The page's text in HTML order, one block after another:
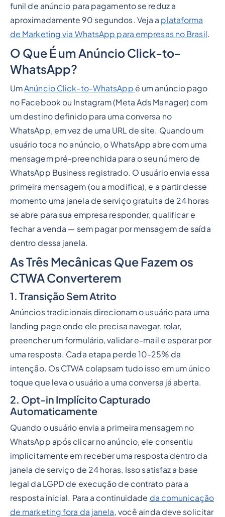
funil de anúncio para pagamento se reduz a
aproximadamente 90 segundos. Veja a plataforma
de Marketing via WhatsApp para empresas no Brasil.
O Que É um Anúncio Click-to-
WhatsApp?
UmAnúncio Click-to-WhatsApp é um anúncio pago
no Facebook ou Instagram (Meta Ads Manager) com
um destino definido para uma conversa no
WhatsApp, em vez de uma URL de site. Quando um
usuário toca no anúncio, o WhatsApp abre com uma
mensagem pré-preenchida para o seu número de
WhatsApp Business registrado. O usuário envia essa
primeira mensagem (ou a modifica), e a partir desse
momento uma janela de serviço gratuita de 24 horas
se abre para sua empresa responder, qualificar e
fechar a venda — sem pagar por mensagem de saída
dentro dessa janela.
As Três Mecânicas Que Fazem os
CTWA Converterem
1. Transição Sem Atrito
Anúncios tradicionais direcionam o usuário para uma
landing page onde ele precisa navegar, rolar,
preencher um formulário, validar e-mail e esperar por
uma resposta. Cada etapa perde 10-25% da
intenção. Os CTWA colapsam tudo isso em um único
toque que leva o usuário a uma conversa já aberta.
2. Opt-in Implícito Capturado
Automaticamente
Quando o usuário envia a primeira mensagem no
WhatsApp após clicar no anúncio, ele consentiu
implicitamente em receber uma resposta dentro da
janela de serviço de 24 horas. Isso satisfaz a base
legal da LGPD de execução de contrato para a
resposta inicial. Para a continuidade da comunicação
de marketing fora da janela, você ainda deve solicitar